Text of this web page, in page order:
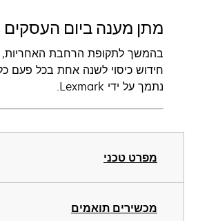
מפרט טכני
מכשירים תואמים
מתן מענה ביום
בהמשך לתקופת הרחבת האחריות,
חידוש כיסוי לשנה אחת בכל פעם
נתמך על ידי Lexmark.